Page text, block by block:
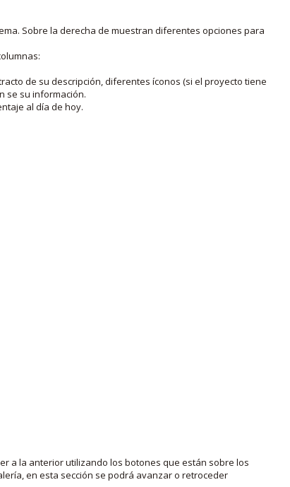
Sobre la derecha de muestran diferentes opciones para
de su descripción, diferentes íconos (si el proyecto tiene
se su información.
al día de hoy.
a la anterior utilizando los botones que están sobre los
en esta sección se podrá avanzar o retroceder